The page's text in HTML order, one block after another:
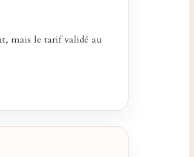
mais le tarif validé au